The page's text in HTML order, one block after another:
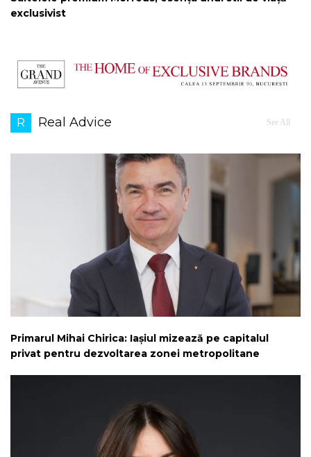
exclusivist
R Real Advice See All
Primarul Mihai Chirica: Iașiul mizează pe capitalul
privat pentru dezvoltarea zonei metropolitane